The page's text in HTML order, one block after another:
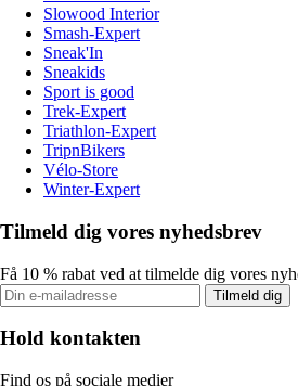
Slowood Interior
Smash-Expert
Sneak'In
Sneakids
Sport is good
Trek-Expert
Triathlon-Expert
TripnBikers
Vélo-Store
Winter-Expert
Tilmeld dig vores nyhedsbrev
Få 10 % rabat ved at tilmelde dig vores
Tilmeld dig
Hold kontakten
Find os på sociale medier